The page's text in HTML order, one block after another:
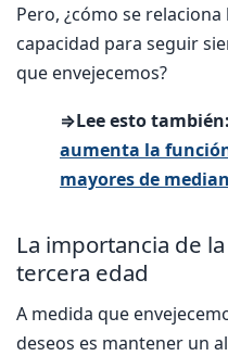
Pero, ¿cómo se
capacidad para seguir
que envejecemos?
⇒Lee esto también:
aumenta la
mayores de
La importancia de
tercera edad
A medida que
deseos es mantener un